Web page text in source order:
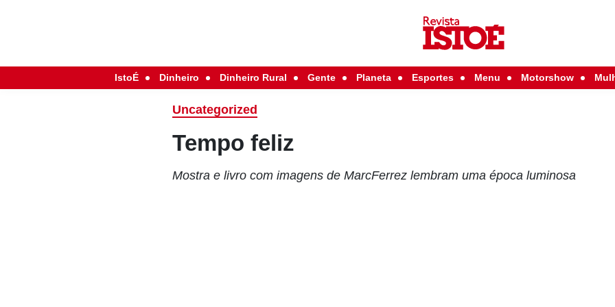
IstoÉ Dinheiro Dinheiro Rural Gente Planeta Esportes Menu Motorshow
Uncategorized
Tempo feliz
Mostra e livro com imagens de MarcFerrez lembram uma época luminosa